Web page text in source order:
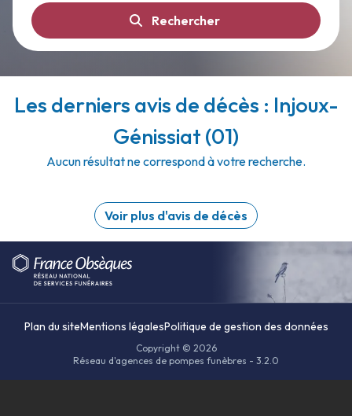
Rechercher
Les derniers avis de décès : Injoux-
Génissiat (01)
Aucun résultat ne correspond à votre recherche.
Voir plus d'avis de décès
Plan du siteMentions légalesPolitique de gestion des données
Copyright © 2026
Réseau d'agences de pompes funèbres - 3.2.0